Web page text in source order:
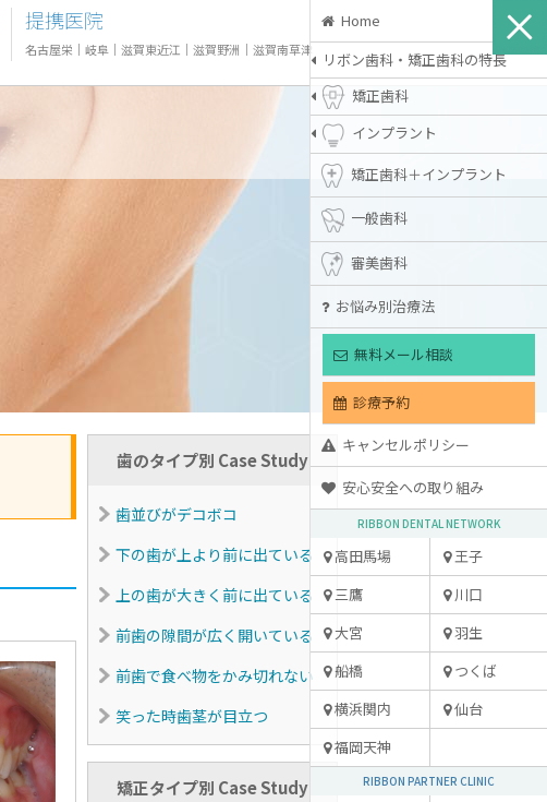
Home
リボン歯科・矯正歯科の特長
矯正歯科
インプラント
矯正歯科＋インプラント
一般歯科
審美歯科
お悩み別治療法
無料メール相談
診療予約
キャンセルポリシー
安心安全への取り組み
RIBBON DENTAL NETWORK
高田馬場
王子
三鷹
川口
大宮
羽生
船橋
つくば
横浜関内
仙台
福岡天神
RIBBON PARTNER CLINIC
提携医院
名古屋栄 ｜ 岐阜 ｜ 滋賀東近江 ｜ 滋賀野洲 ｜ 滋賀南草津
歯のタイプ別 Case Study
歯並びがデコボコ
下の歯が上より前に出ている
上の歯が大きく前に出ている
前歯の隙間が広く開いている
前歯で食べ物をかみ切れない
笑った時歯茎が目立つ
矯正タイプ別 Case Study